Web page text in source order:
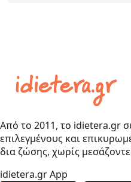
Από το 2011, το idietera.gr
επιλεγμένους και
δια ζώσης, χωρίς
idietera.gr App